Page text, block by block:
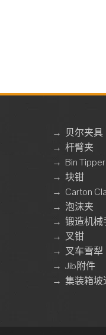
→ 贝尔夹具
→杆臂夹
→ Bin Tipper
→块钳
→ Carton
→ 泡沫夹
→锻造机械
→ 叉钳
→ 叉车雪犁
→Jib附件
→集装箱坡